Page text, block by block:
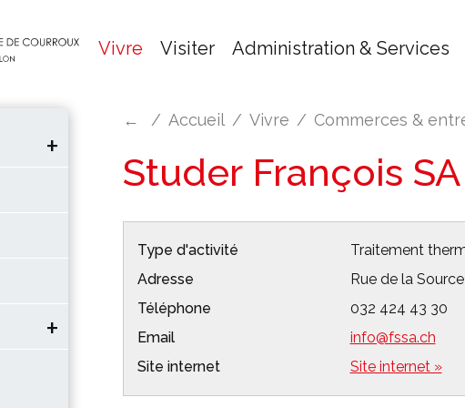
Vivre Visiter Administration & Services
← Accueil Vivre Commerces &
Studer François SA
Type d'activité
Traitement
Adresse
Rue de la
Téléphone
032 424 43 30
Email
info@fssa.ch
Site internet
Site internet »